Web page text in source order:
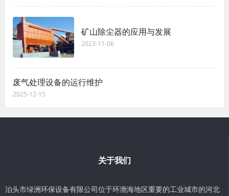
矿山除尘器的应用与发展
2023-11-06
废气处理设备的运行维护
2025-12-15
关于我们
泊头市绿洲环保设备有限公司位于环渤海地区重要的工业城市的河北